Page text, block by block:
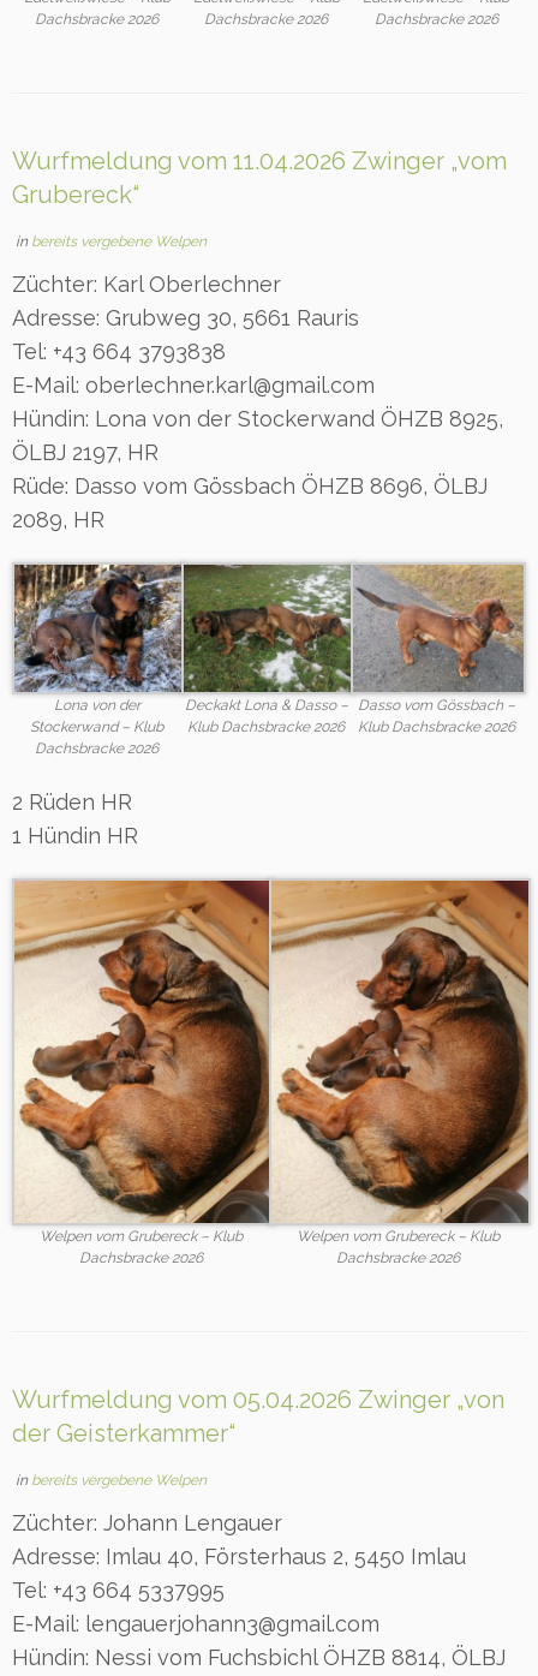
Dachsbracke 2026
Dachsbracke 2026
Dachsbracke 2026
Wurfmeldung vom 11.04.2026 Zwinger „vom
Grubereck“
in bereits vergebene Welpen
Züchter: Karl Oberlechner
Adresse: Grubweg 30, 5661 Rauris
Tel: +43 664 3793838
E-Mail: oberlechner.karl@gmail.com
Hündin: Lona von der Stockerwand ÖHZB 8925,
ÖLBJ 2197, HR
Rüde: Dasso vom Gössbach ÖHZB 8696, ÖLBJ
2089, HR
Lona von der
Stockerwand – Klub
Dachsbracke 2026
Deckakt Lona & Dasso –
Klub Dachsbracke 2026
Dasso vom Gössbach –
Klub Dachsbracke 2026
2 Rüden HR
1 Hündin HR
Welpen vom Grubereck – Klub
Dachsbracke 2026
Welpen vom Grubereck – Klub
Dachsbracke 2026
Wurfmeldung vom 05.04.2026 Zwinger „von
der Geisterkammer“
in bereits vergebene Welpen
Züchter: Johann Lengauer
Adresse: Imlau 40, Försterhaus 2, 5450 Imlau
Tel: +43 664 5337995
E-Mail: lengauerjohann3@gmail.com
Hündin: Nessi vom Fuchsbichl ÖHZB 8814, ÖLBJ